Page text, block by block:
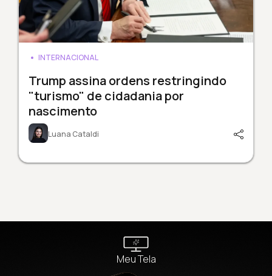
INTERNACIONAL
Trump assina ordens restringindo
"turismo" de cidadania por
nascimento
Luana Cataldi
Meu Tela